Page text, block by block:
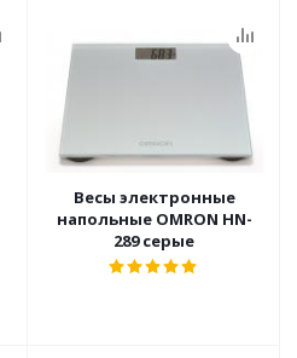
Весы электронные
напольные OMRON HN-
289 серые